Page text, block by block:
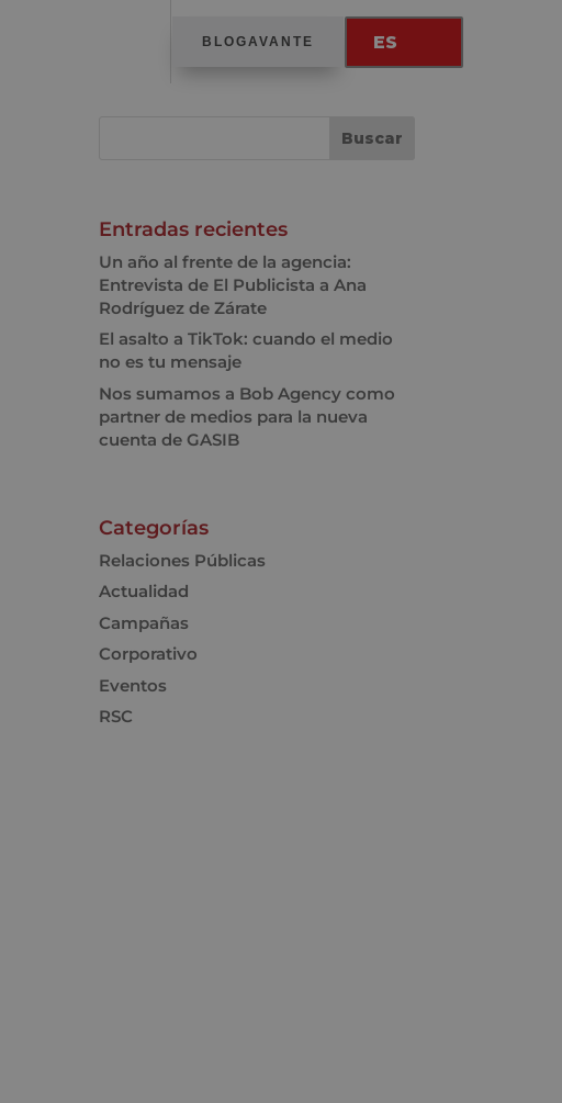
BLOGAVANTE ES
Entradas recientes
Un año al frente de la agencia:
Entrevista de El Publicista a Ana
Rodríguez de Zárate
El asalto a TikTok: cuando el medio
no es tu mensaje
Nos sumamos a Bob Agency como
partner de medios para la nueva
cuenta de GASIB
Categorías
Relaciones Públicas
Actualidad
Campañas
Corporativo
Eventos
RSC